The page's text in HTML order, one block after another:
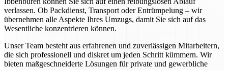
verlassen. Ob Packdienst, Transport oder Entrümpelung – wir
übernehmen alle Aspekte Ihres Umzugs, damit Sie sich auf das
Wesentliche konzentrieren können.
Unser Team besteht aus erfahrenen und zuverlässigen Mitarbeitern,
die sich professionell und diskret um jeden Schritt kümmern. Wir
bieten maßgeschneiderte Lösungen für private und gewerbliche